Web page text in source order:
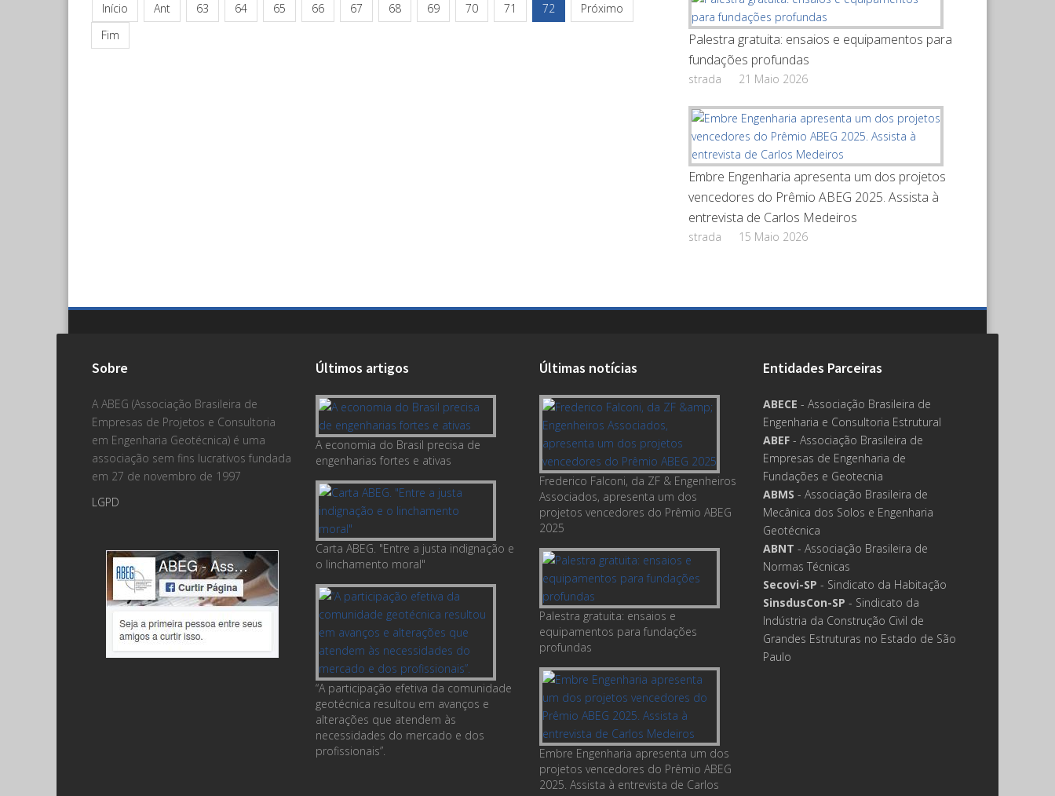
Início Ant 63 64 65 66 67 68 69 70 71 72
Próximo
Fim
Palestra gratuita: ensaios e equipamentos para
fundações profundas
strada 21 Maio 2026
Embre Engenharia apresenta um dos projetos
vencedores do Prêmio ABEG 2025. Assista à
entrevista de Carlos Medeiros
strada 15 Maio 2026
Sobre
A ABEG (Associação Brasileira de
Empresas de Projetos e Consultoria
em Engenharia Geotécnica) é uma
associação sem fins lucrativos fundada
em 27 de novembro de 1997
LGPD
Últimos artigos
A economia do Brasil precisa de
engenharias fortes e ativas
Carta ABEG. "Entre a justa indignação e
o linchamento moral"
“A participação efetiva da comunidade
geotécnica resultou em avanços e
alterações que atendem às
necessidades do mercado e dos
profissionais”.
Últimas notícias
Frederico Falconi, da ZF & Engenheiros
Associados, apresenta um dos
projetos vencedores do Prêmio ABEG
2025
Palestra gratuita: ensaios e
equipamentos para fundações
profundas
Embre Engenharia apresenta um dos
projetos vencedores do Prêmio ABEG
2025. Assista à entrevista de Carlos
Entidades Parceiras
ABECE - Associação Brasileira de
Engenharia e Consultoria Estrutural
ABEF - Associação Brasileira de
Empresas de Engenharia de
Fundações e Geotecnia
ABMS - Associação Brasileira de
Mecânica dos Solos e Engenharia
Geotécnica
ABNT - Associação Brasileira de
Normas Técnicas
Secovi-SP - Sindicato da Habitação
SinsdusCon-SP - Sindicato da
Indústria da Construção Civil de
Grandes Estruturas no Estado de São
Paulo